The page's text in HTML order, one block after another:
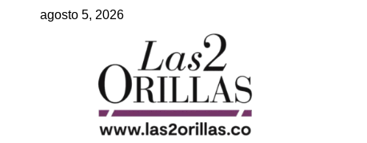
agosto 5, 2026